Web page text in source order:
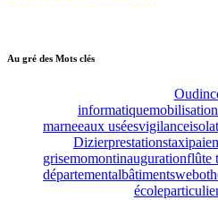
Au gré des Mots clés
informatiquemobilisation
marneeaux uséesvigilance
Dizierprestationstaxi
grisemomontinaugurationflûte
départementalbâtiments
école